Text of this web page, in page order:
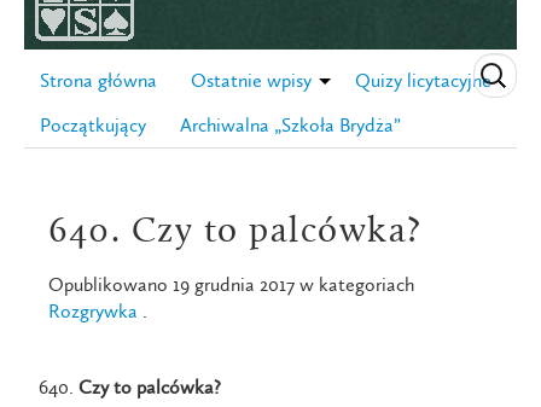
Strona główna Ostatnie wpisy
Quizy licytacyjne
Początkujący
Archiwalna „Szkoła Brydża”
640. Czy to palcówka?
Opublikowano 19 grudnia 2017 w kategoriach
Rozgrywka .
Czy to palcówka?